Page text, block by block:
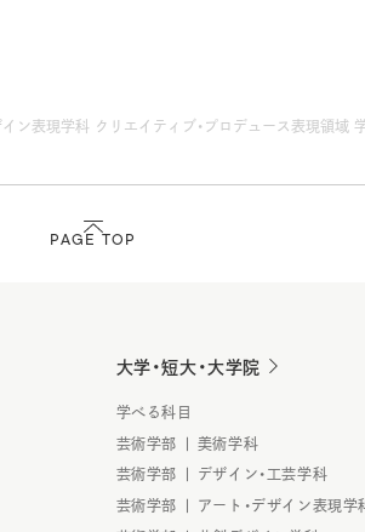
イン表現学科 クリエイティブ・プロデュース表現領
PAGE TOP
大学・短大・大学院
学べる科目
芸術学部 | 美術学科
芸術学部 | デザイン・工芸学科
芸術学部 | アート・デザイン表現学